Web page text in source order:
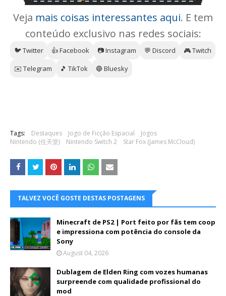
Veja mais coisas interessantes aqui. E tem
conteúdo exclusivo nas redes sociais:
🐦 Twitter 👍 Facebook 📷 Instagram 💬 Discord
🎮 Twitch
✉️ Telegram
🎵 TikTok 🔵 Bluesky
Tags: Destaques Jogo de Ficção Espacial
Jogos
Nintendo (任天堂)
Nintendo Switch 2 Star Fox (James McCloud)
TALVEZ VOCÊ GOSTE DESTAS POSTAGENS
Minecraft de PS2 | Port feito por fãs tem coop
e impressiona com potência do console da
Sony
August 04, 2026
Dublagem de Elden Ring com vozes humanas
surpreende com qualidade profissional do
mod